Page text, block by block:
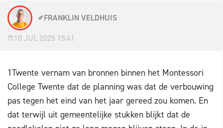
FRANKLIN VELDHUIS
10 JUL 2025 15:41
1Twente vernam van bronnen binnen het Montessori
College Twente dat de planning was dat de verbouwing
pas tegen het eind van het jaar gereed zou komen. En
dat terwijl uit gemeentelijke stukken blijkt dat de